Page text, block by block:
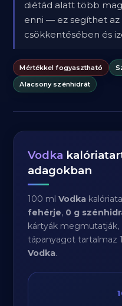
diétád alatt több
enni — ez segíthet
csökkentésében és
Mértékkel fogyasztható
Alacsony szénhidrát
Vodka
adagokban
100 mlVodka
fehérje, 0 g
kártyák megmutatják,
tápanyagot tartalmaz
Vodka.